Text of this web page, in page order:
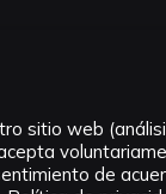
sitio web
de